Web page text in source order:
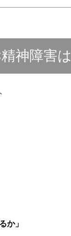
神障害
か」